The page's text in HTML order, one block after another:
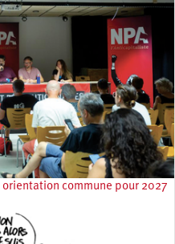
commune pour 2027